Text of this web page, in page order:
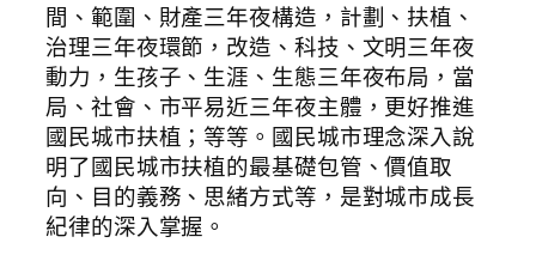
間、範圍、財產三年夜構造，計劃、扶植、
治理三年夜環節，改造、科技、文明三年夜
動力，生孩子、生涯、生態三年夜布局，當
局、社會、市平易近三年夜主體，更好推進
國民城市扶植；等等。國民城市理念深入說
明了國民城市扶植的最基礎包管、價值取
向、目的義務、思緒方式等，是對城市成長
紀律的深入掌握。